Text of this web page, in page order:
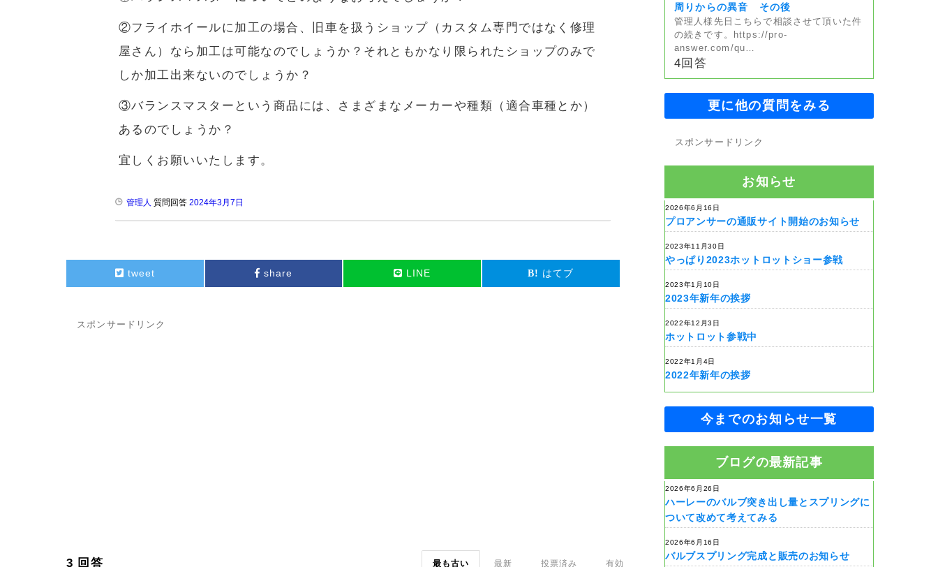
②フライホイールに加工の場合、旧車を扱うショップ（カスタム専門ではなく修理
屋さん）なら加工は可能なのでしょうか？それともかなり限られたショップのみで
しか加工出来ないのでしょうか？
③バランスマスターという商品には、さまざまなメーカーや種類（適合車種とか）
あるのでしょうか？
宜しくお願いいたします。
管理人 質問回答 2024年3月7日
tweet share LINE はてブ
スポンサードリンク
3 回答 有効
投票済み
最新
最も古い
周りからの異音 その後
管理人様先日こちらで相談させて頂いた件
の続きです。https://pro-
answer.com/qu…
4回答
更に他の質問をみる
スポンサードリンク
お知らせ
2026年6月16日
プロアンサーの通販サイト開始のお知らせ
2023年11月30日
やっぱり2023ホットロットショー参戦
2023年1月10日
2023年新年の挨拶
2022年12月3日
ホットロット参戦中
2022年1月4日
2022年新年の挨拶
今までのお知らせ一覧
ブログの最新記事
2026年6月26日
ハーレーのバルブ突き出し量とスプリングに
ついて改めて考えてみる
2026年6月16日
バルブスプリング完成と販売のお知らせ